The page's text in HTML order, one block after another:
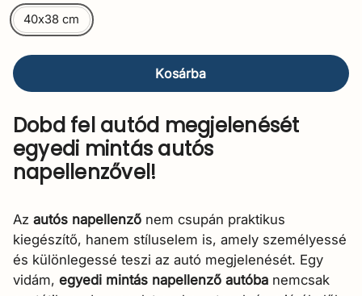
40x38 cm
Kosárba
Dobd fel autód megjelenését
egyedi mintás autós
napellenzővel!
Az autós napellenző nem csupán praktikus
kiegészítő, hanem stíluselem is, amely személyessé
és különlegessé teszi az autó megjelenését. Egy
vidám, egyedi mintás napellenző autóba nemcsak